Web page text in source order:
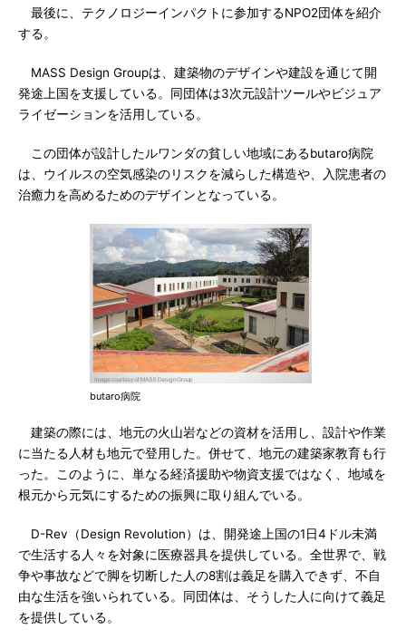
最後に、テクノロジーインパクトに参加するNPO2団体を紹介
する。
MASS Design Groupは、建築物のデザインや建設を通じて開
発途上国を支援している。同団体は3次元設計ツールやビジュア
ライゼーションを活用している。
この団体が設計したルワンダの貧しい地域にあるbutaro病院
は、ウイルスの空気感染のリスクを減らした構造や、入院患者の
治癒力を高めるためのデザインとなっている。
butaro病院
建築の際には、地元の火山岩などの資材を活用し、設計や作業
に当たる人材も地元で登用した。併せて、地元の建築家教育も行
った。このように、単なる経済援助や物資支援ではなく、地域を
根元から元気にするための振興に取り組んでいる。
D-Rev（Design Revolution）は、開発途上国の1日4ドル未満
で生活する人々を対象に医療器具を提供している。全世界で、戦
争や事故などで脚を切断した人の8割は義足を購入できず、不自
由な生活を強いられている。同団体は、そうした人に向けて義足
を提供している。